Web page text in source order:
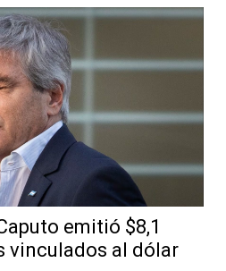
emitió $8,1
vinculados al dólar